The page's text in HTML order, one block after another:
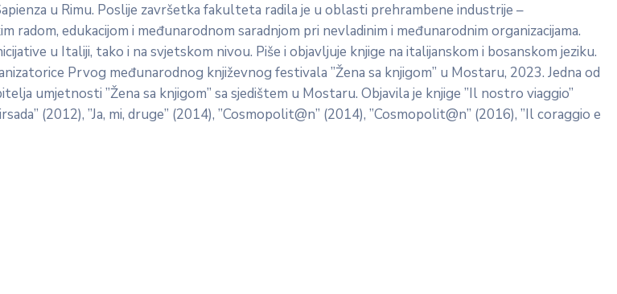
u Rimu. Poslije završetka fakulteta radila je u oblasti prehrambene industrije –
edukacijom i međunarodnom saradnjom pri nevladinim i međunarodnim organizacijama.
u Italiji, tako i na svjetskom nivou. Piše i objavljuje knjige na italijanskom i bosanskom jeziku.
Prvog međunarodnog književnog festivala ”Žena sa knjigom” u Mostaru, 2023. Jedna od
umjetnosti ”Žena sa knjigom” sa sjedištem u Mostaru. Objavila je knjige ”Il nostro viaggio”
(2012), ”Ja, mi, druge” (2014), ”Cosmopolit@n” (2014), ”Cosmopolit@n” (2016), ”Il coraggio e